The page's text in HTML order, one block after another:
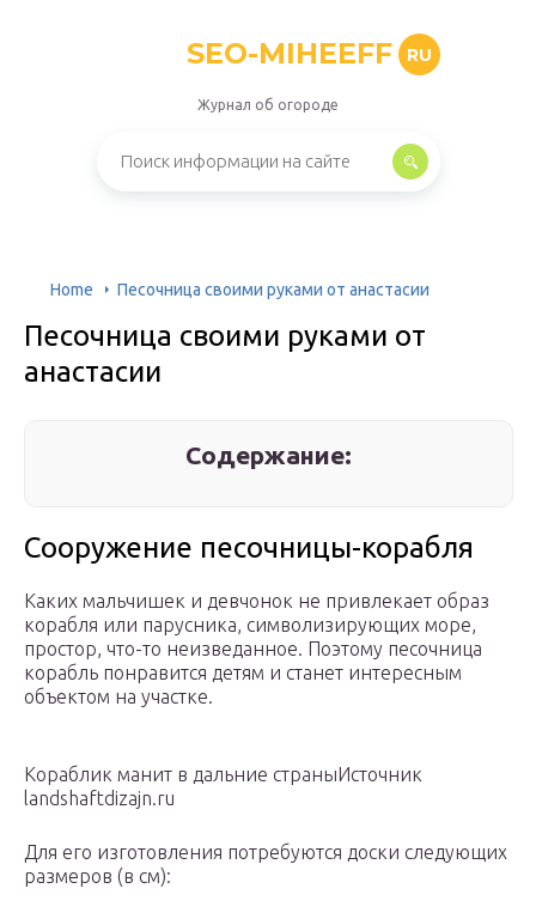
SEO-MIHEEFF RU
Журнал об огороде
Home Песочница своими руками от анастасии
Песочница своими руками от
анастасии
Содержание:
Сооружение песочницы-корабля
Каких мальчишек и девчонок не привлекает образ
корабля или парусника, символизирующих море,
простор, что-то неизведанное. Поэтому песочница
корабль понравится детям и станет интересным
объектом на участке.
Кораблик манит в дальние страныИсточник
landshaftdizajn.ru
Для его изготовления потребуются доски следующих
размеров (в см):